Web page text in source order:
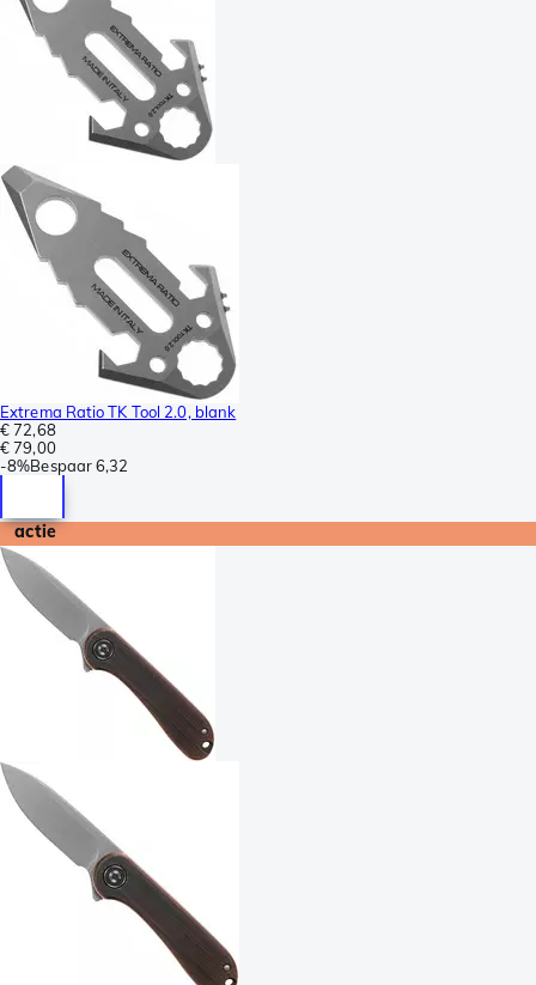
Extrema Ratio TK Tool 2.0, blank
€ 72,68
€ 79,00
-8%Bespaar6,32
actie